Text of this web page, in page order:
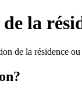
la
de la résidence